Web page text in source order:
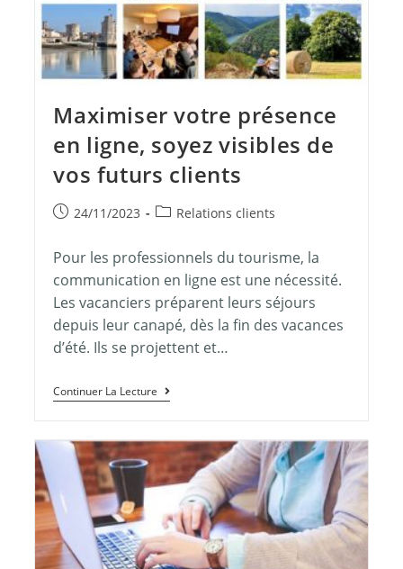
Maximiser votre présence
en ligne, soyez visibles de
vos futurs clients
24/11/2023 Relations clients
Pour les professionnels du tourisme, la
communication en ligne est une nécessité.
Les vacanciers préparent leurs séjours
depuis leur canapé, dès la fin des vacances
d’été. Ils se projettent et…
Continuer La Lecture